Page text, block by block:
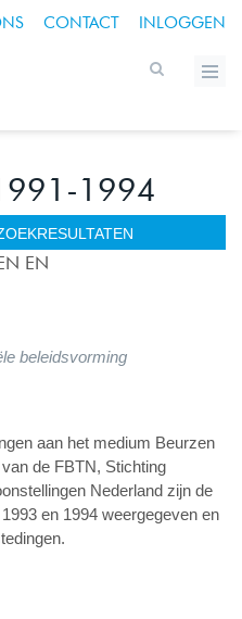
CONTACT INLOGGEN
1991-1994
EN
beleidsvorming
aan het medium Beurzen
de FBTN, Stichting
Nederland zijn de
en 1994 weergegeven en